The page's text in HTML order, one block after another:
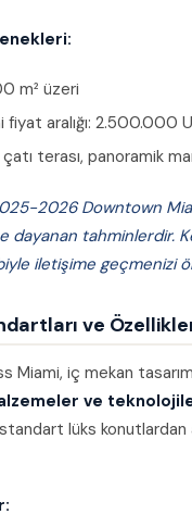
m² üzeri
fiyat aralığı: 2.500.000
terası, panoramik
2026 Downtown
dayanan tahminlerdir.
iletişime geçmenizi
ve
Miami, iç mekan
ve
lüks konutlardan